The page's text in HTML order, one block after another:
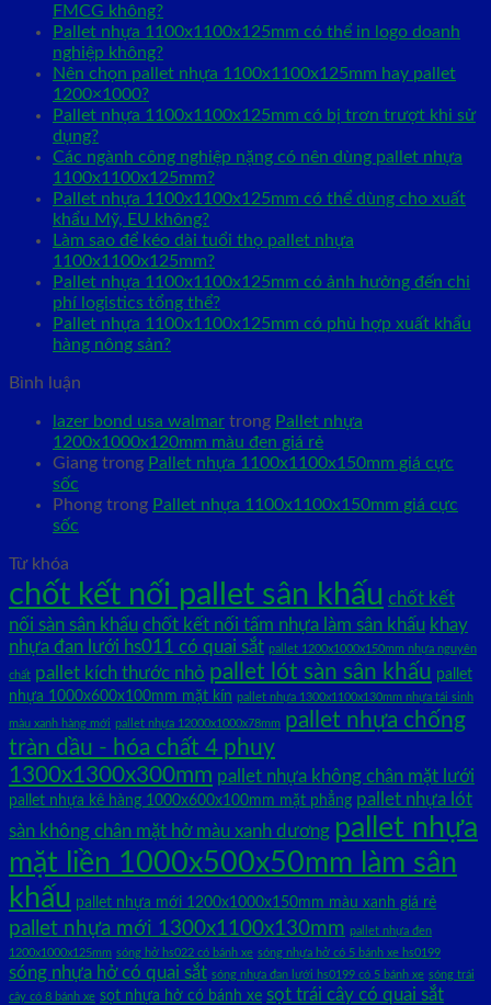
FMCG không?
Pallet nhựa 1100x1100x125mm có thể in logo doanh
nghiệp không?
Nên chọn pallet nhựa 1100x1100x125mm hay pallet
1200×1000?
Pallet nhựa 1100x1100x125mm có bị trơn trượt khi sử
dụng?
Các ngành công nghiệp nặng có nên dùng pallet nhựa
1100x1100x125mm?
Pallet nhựa 1100x1100x125mm có thể dùng cho xuất
khẩu Mỹ, EU không?
Làm sao để kéo dài tuổi thọ pallet nhựa
1100x1100x125mm?
Pallet nhựa 1100x1100x125mm có ảnh hưởng đến chi
phí logistics tổng thể?
Pallet nhựa 1100x1100x125mm có phù hợp xuất khẩu
hàng nông sản?
Bình luận
lazer bond usa walmar trong Pallet nhựa
1200x1000x120mm màu đen giá rẻ
Giang trong Pallet nhựa 1100x1100x150mm giá cực
sốc
Phong trong Pallet nhựa 1100x1100x150mm giá cực
sốc
Từ khóa
chốt kết nối pallet sân khấu chốt kết
nối sàn sân khấu chốt kết nối tấm nhựa làm sân khấu khay
nhựa đan lưới hs011 có quai sắt pallet 1200x1000x150mm nhựa nguyên
chất pallet kích thước nhỏ pallet lót sàn sân khấu pallet
nhựa 1000x600x100mm mặt kín pallet nhựa 1300x1100x130mm nhựa tái sinh
màu xanh hàng mới pallet nhựa 12000x1000x78mm pallet nhựa chống
tràn dầu - hóa chất 4 phuy
1300x1300x300mm pallet nhựa không chân mặt lưới
pallet nhựa kê hàng 1000x600x100mm mặt phẳng pallet nhựa lót
sàn không chân mặt hở màu xanh dương pallet nhựa
mặt liền 1000x500x50mm làm sân
khấu pallet nhựa mới 1200x1000x150mm màu xanh giá rẻ
pallet nhựa mới 1300x1100x130mm pallet nhựa đen
1200x1000x125mm sóng hở hs022 có bánh xe sóng nhựa hở có 5 bánh xe hs0199
sóng nhựa hở có quai sắt sóng nhựa đan lưới hs0199 có 5 bánh xe sóng trái
cây có 8 bánh xe sọt nhựa hở có bánh xe sọt trái cây có quai sắt